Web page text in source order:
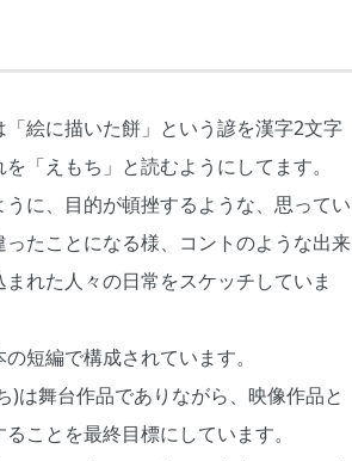
「絵に描いた餅」という諺を漢字2文字
「えもち」と読むようにしてます。
うに、目的が頓挫するような、思ってい
ったことになる様、コントのような出来
れた人々の日常をスケッチしていま
短編で構成されています。
)は舞台作品でありながら、映像作品と
ることを最終目標にしています。